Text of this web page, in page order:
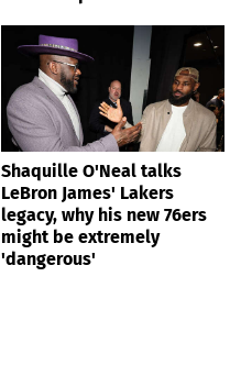
Shaquille O'Neal talks
LeBron James' Lakers
legacy, why his new 76ers
might be extremely
'dangerous'